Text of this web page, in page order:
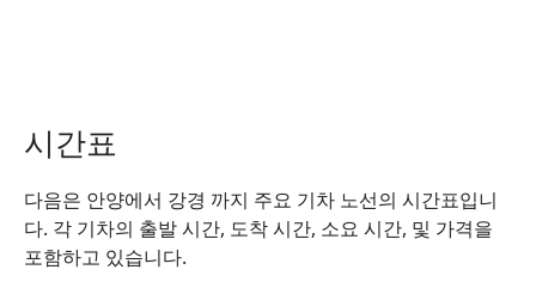
시간표
다음은 안양에서 강경 까지 주요 기차 노선의 시간표입니
다. 각 기차의 출발 시간, 도착 시간, 소요 시간, 및 가격을
포함하고 있습니다.